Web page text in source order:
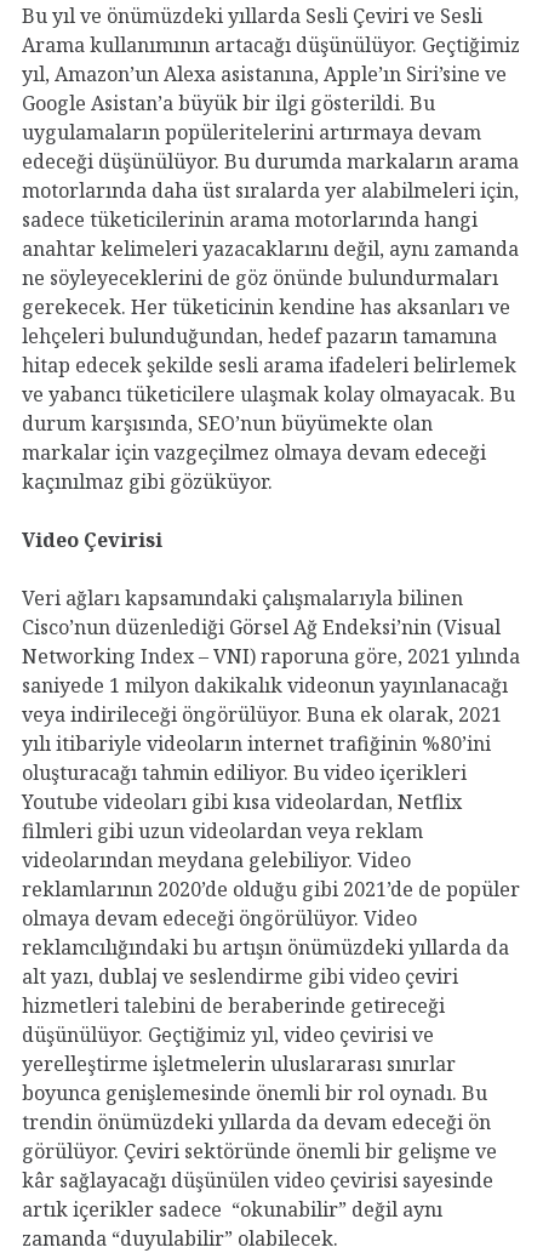
Bu yıl ve önümüzdeki yıllarda Sesli Çeviri ve Sesli
Arama kullanımının artacağı düşünülüyor. Geçtiğimiz
yıl, Amazon’un Alexa asistanına, Apple’ın Siri’sine ve
Google Asistan’a büyük bir ilgi gösterildi. Bu
uygulamaların popüleritelerini artırmaya devam
edeceği düşünülüyor. Bu durumda markaların arama
motorlarında daha üst sıralarda yer alabilmeleri için,
sadece tüketicilerinin arama motorlarında hangi
anahtar kelimeleri yazacaklarını değil, aynı zamanda
ne söyleyeceklerini de göz önünde bulundurmaları
gerekecek. Her tüketicinin kendine has aksanları ve
lehçeleri bulunduğundan, hedef pazarın tamamına
hitap edecek şekilde sesli arama ifadeleri belirlemek
ve yabancı tüketicilere ulaşmak kolay olmayacak. Bu
durum karşısında, SEO’nun büyümekte olan
markalar için vazgeçilmez olmaya devam edeceği
kaçınılmaz gibi gözüküyor.
Video Çevirisi
Veri ağları kapsamındaki çalışmalarıyla bilinen
Cisco’nun düzenlediği Görsel Ağ Endeksi’nin (Visual
Networking Index – VNI) raporuna göre, 2021 yılında
saniyede 1 milyon dakikalık videonun yayınlanacağı
veya indirileceği öngörülüyor. Buna ek olarak, 2021
yılı itibariyle videoların internet trafiğinin %80’ini
oluşturacağı tahmin ediliyor. Bu video içerikleri
Youtube videoları gibi kısa videolardan, Netflix
filmleri gibi uzun videolardan veya reklam
videolarından meydana gelebiliyor. Video
reklamlarının 2020’de olduğu gibi 2021’de de popüler
olmaya devam edeceği öngörülüyor. Video
reklamcılığındaki bu artışın önümüzdeki yıllarda da
alt yazı, dublaj ve seslendirme gibi video çeviri
hizmetleri talebini de beraberinde getireceği
düşünülüyor. Geçtiğimiz yıl, video çevirisi ve
yerelleştirme işletmelerin uluslararası sınırlar
boyunca genişlemesinde önemli bir rol oynadı. Bu
trendin önümüzdeki yıllarda da devam edeceği ön
görülüyor. Çeviri sektöründe önemli bir gelişme ve
kâr sağlayacağı düşünülen video çevirisi sayesinde
artık içerikler sadece “okunabilir” değil aynı
zamanda “duyulabilir” olabilecek.